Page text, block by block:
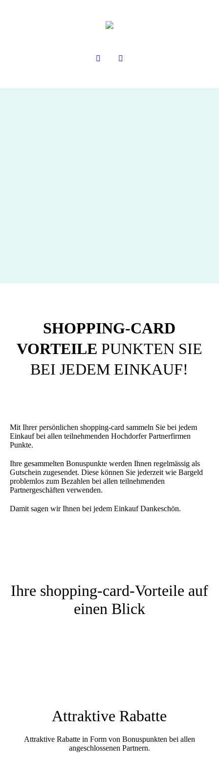
SHOPPING-CARD
VORTEILE PUNKTEN SIE
BEI JEDEM EINKAUF!
Mit Ihrer persönlichen shopping-card sammeln Sie bei jedem
Einkauf bei allen teilnehmenden Hochdorfer Partnerfirmen
Punkte.
Ihre gesammelten Bonuspunkte werden Ihnen regelmässig als
Gutschein zugesendet. Diese können Sie jederzeit wie Bargeld
problemlos zum Bezahlen bei allen teilnehmenden
Partnergeschäften verwenden.
Damit sagen wir Ihnen bei jedem Einkauf Dankeschön.
Ihre shopping-card-Vorteile auf
einen Blick
Attraktive Rabatte
Attraktive Rabatte in Form von Bonuspunkten bei allen
angeschlossenen Partnern.